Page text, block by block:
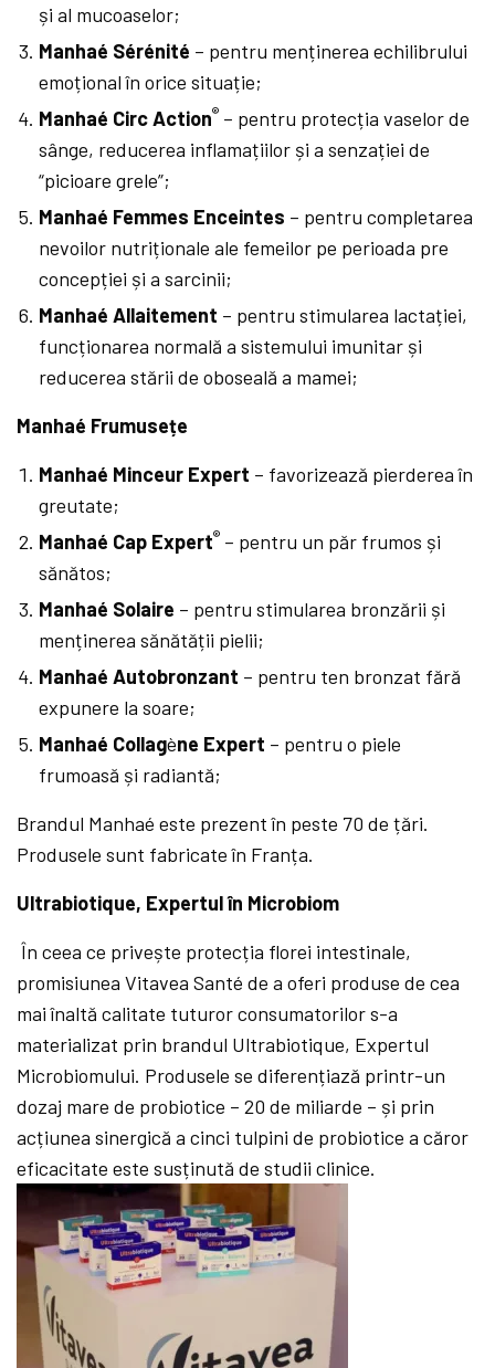
și al mucoaselor;
Manhaé Sérénité – pentru menținerea echilibrului
emoțional în orice situație;
Manhaé Circ Action® – pentru protecția vaselor de
sânge, reducerea inflamațiilor și a senzației de
“picioare grele”;
Manhaé Femmes Enceintes – pentru completarea
nevoilor nutriționale ale femeilor pe perioada pre
concepției și a sarcinii;
Manhaé Allaitement – pentru stimularea lactației,
funcționarea normală a sistemului imunitar și
reducerea stării de oboseală a mamei;
Manhaé Frumusețe
Manhaé Minceur Expert – favorizează pierderea în
greutate;
Manhaé Cap Expert® – pentru un păr frumos și
sănătos;
Manhaé Solaire – pentru stimularea bronzării și
menținerea sănătății pielii;
Manhaé Autobronzant – pentru ten bronzat fără
expunere la soare;
Manhaé Collagène Expert – pentru o piele
frumoasă și radiantă;
Brandul Manhaé este prezent în peste 70 de țări.
Produsele sunt fabricate în Franța.
Ultrabiotique, Expertul în Microbiom
În ceea ce privește protecția florei intestinale,
promisiunea Vitavea Santé de a oferi produse de cea
mai înaltă calitate tuturor consumatorilor s-a
materializat prin brandul Ultrabiotique, Expertul
Microbiomului. Produsele se diferențiază printr-un
dozaj mare de probiotice – 20 de miliarde – și prin
acțiunea sinergică a cinci tulpini de probiotice a căror
eficacitate este susținută de studii clinice.